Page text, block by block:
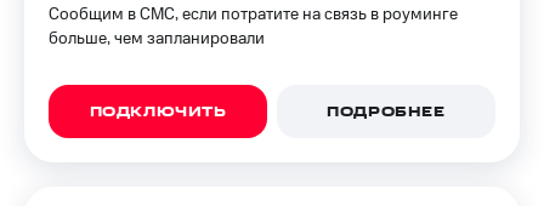
Сообщим в СМС, если потратите на связь в роуминге
больше, чем запланировали
ПОДКЛЮЧИТЬ ПОДРОБНЕЕ